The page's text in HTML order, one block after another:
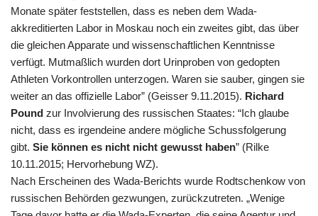
Monate später feststellen, dass es neben dem Wada-
akkreditierten Labor in Moskau noch ein zweites gibt, das über
die gleichen Apparate und wissenschaftlichen Kenntnisse
verfügt. Mutmaßlich wurden dort Urinproben von gedopten
Athleten Vorkontrollen unterzogen. Waren sie sauber, gingen sie
weiter an das offizielle Labor” (Geisser 9.11.2015). Richard
Pound zur Involvierung des russischen Staates: “Ich glaube
nicht, dass es irgendeine andere mögliche Schussfolgerung
gibt. Sie können es nicht nicht gewusst haben” (Rilke
10.11.2015; Hervorhebung WZ).
Nach Erscheinen des Wada-Berichts wurde Rodtschenkow von
russischen Behörden gezwungen, zurückzutreten. „Wenige